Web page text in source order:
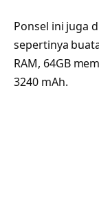
Ponsel ini juga
sepertinya
RAM, 64GB
3240 mAh.